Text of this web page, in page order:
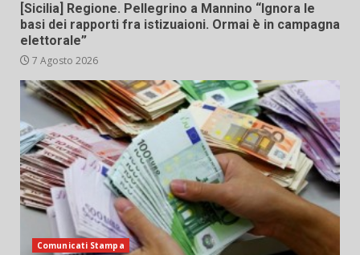
[Sicilia] Regione. Pellegrino a Mannino “Ignora le
basi dei rapporti fra istizuaioni. Ormai è in campagna
elettorale”
7 Agosto 2026
Comunicati Stampa